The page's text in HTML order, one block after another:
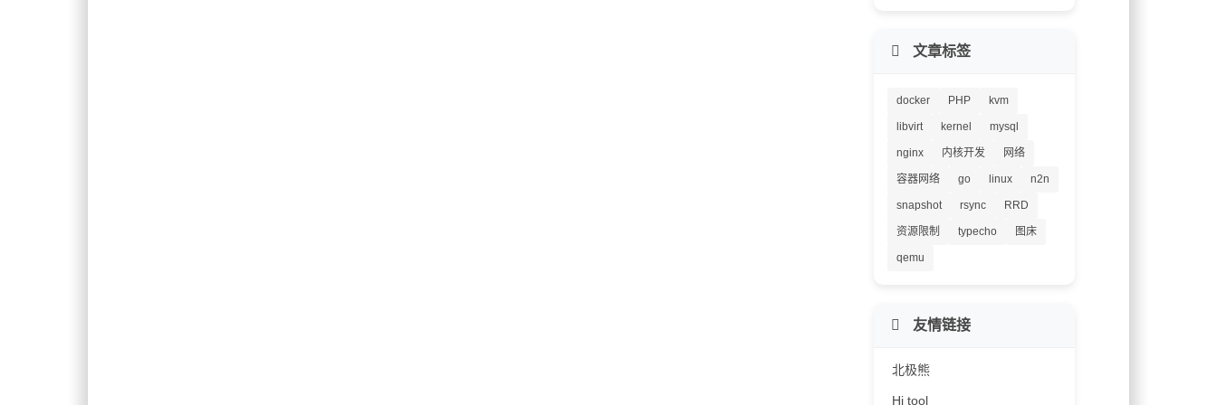
文章标签
docker PHP kvm
libvirt kernel mysql
nginx 内核开发 网络
容器网络 go linux n2n
snapshot rsync RRD
资源限制 typecho 图床
qemu
友情链接
北极熊
Hi tool